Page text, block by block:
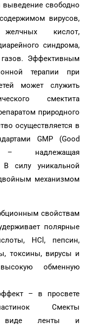
свободно
вирусов,
кислот,
синдрома,
Эффективным
терапии при
может служить
смектита
природного
осуществляется в
GMP (Good
– надлежащая
В силу уникальной
механизмом
свойствам
полярные
HCl, пепсин,
токсины, вирусы и
обменную
– в просвете
Смекты
виде ленты и